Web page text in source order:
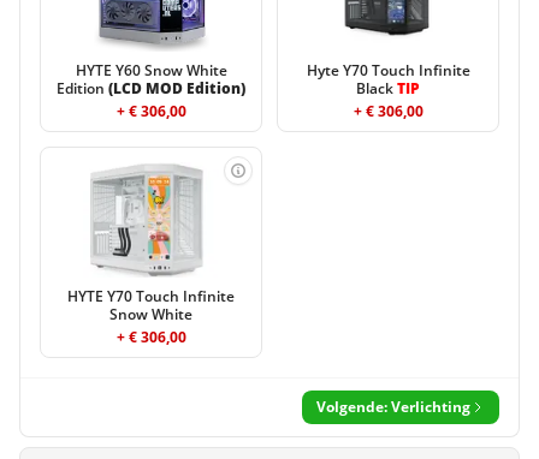
HYTE Y60 Snow White
Edition (LCD MOD Edition)
+ € 306,00
Hyte Y70 Touch Infinite
BlackTIP
+ € 306,00
HYTE Y70 Touch Infinite
Snow White
+ € 306,00
Volgende: Verlichting